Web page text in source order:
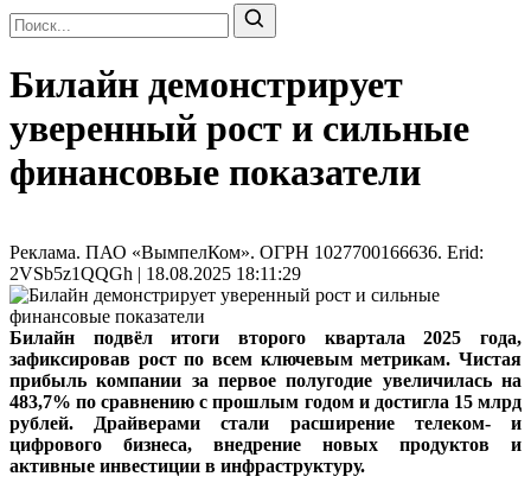
Билайн демонстрирует
уверенный рост и сильные
финансовые показатели
Реклама. ПАО «ВымпелКом». ОГРН 1027700166636. Erid:
2VSb5z1QQGh | 18.08.2025 18:11:29
Билайн подвёл итоги второго квартала 2025 года,
зафиксировав рост по всем ключевым метрикам. Чистая
прибыль компании за первое полугодие увеличилась на
483,7% по сравнению с прошлым годом и достигла 15 млрд
рублей. Драйверами стали расширение телеком- и
цифрового бизнеса, внедрение новых продуктов и
активные инвестиции в инфраструктуру.